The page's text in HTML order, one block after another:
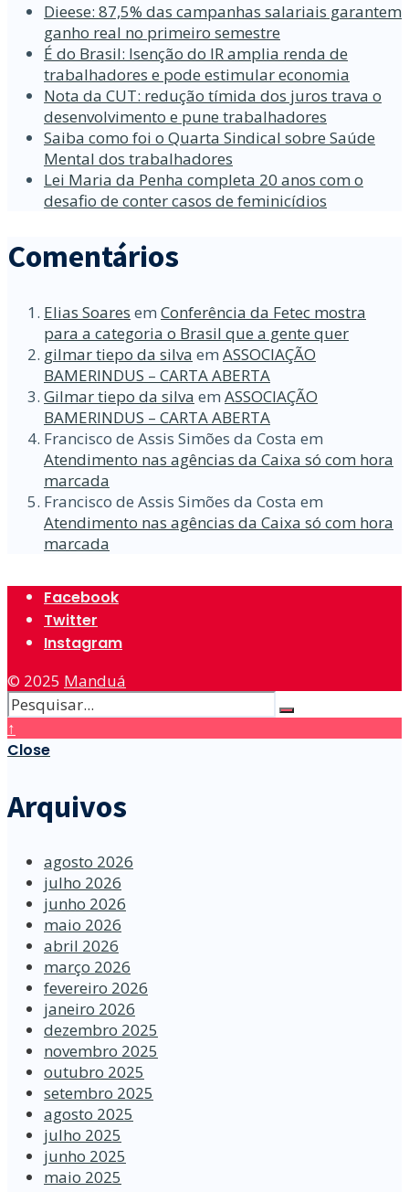
Dieese: 87,5% das campanhas salariais garantem
ganho real no primeiro semestre
É do Brasil: Isenção do IR amplia renda de
trabalhadores e pode estimular economia
Nota da CUT: redução tímida dos juros trava o
desenvolvimento e pune trabalhadores
Saiba como foi o Quarta Sindical sobre Saúde
Mental dos trabalhadores
Lei Maria da Penha completa 20 anos com o
desafio de conter casos de feminicídios
Comentários
Elias Soares em Conferência da Fetec mostra
para a categoria o Brasil que a gente quer
gilmar tiepo da silva em ASSOCIAÇÃO
BAMERINDUS – CARTA ABERTA
Gilmar tiepo da silva em ASSOCIAÇÃO
BAMERINDUS – CARTA ABERTA
Francisco de Assis Simões da Costa em
Atendimento nas agências da Caixa só com hora
marcada
Francisco de Assis Simões da Costa em
Atendimento nas agências da Caixa só com hora
marcada
Facebook
Twitter
Instagram
© 2025 Manduá
↑
Close
Arquivos
agosto 2026
julho 2026
junho 2026
maio 2026
abril 2026
março 2026
fevereiro 2026
janeiro 2026
dezembro 2025
novembro 2025
outubro 2025
setembro 2025
agosto 2025
julho 2025
junho 2025
maio 2025